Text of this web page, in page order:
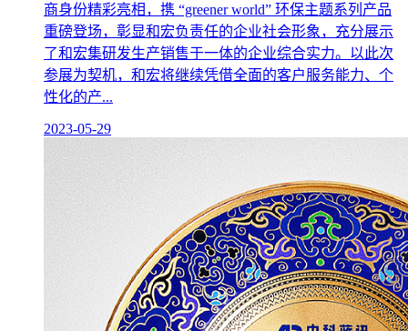
商身份精彩亮相，携 “greener world” 环保主题系列产品
重磅登场，彰显和宏负责任的企业社会形象，充分展示
了和宏集研发生产销售于一体的企业综合实力。以此次
参展为契机，和宏将继续凭借全面的客户服务能力、个
性化的产...
2023-05-29